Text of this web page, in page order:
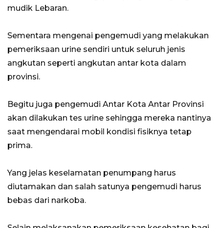
mudik Lebaran.
Sementara mengenai pengemudi yang melakukan
pemeriksaan urine sendiri untuk seluruh jenis
angkutan seperti angkutan antar kota dalam
provinsi.
Begitu juga pengemudi Antar Kota Antar Provinsi
akan dilakukan tes urine sehingga mereka nantinya
saat mengendarai mobil kondisi fisiknya tetap
prima.
Yang jelas keselamatan penumpang harus
diutamakan dan salah satunya pengemudi harus
bebas dari narkoba.